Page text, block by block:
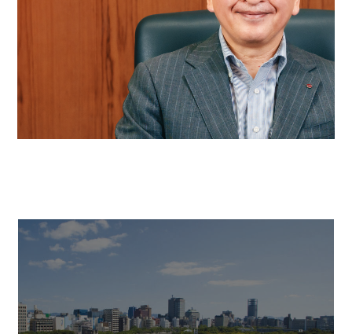
［道路交通部､国土･海洋部､企画部］